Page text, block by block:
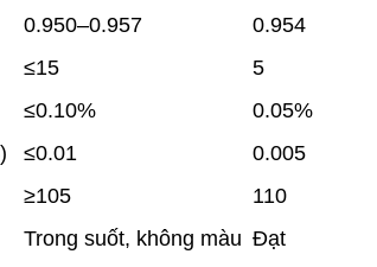
0.950–0.957
0.954
≤15
5
≤0.10%
0.05%
≤0.01
0.005
≥105
110
Trong suốt, không màu Đạt